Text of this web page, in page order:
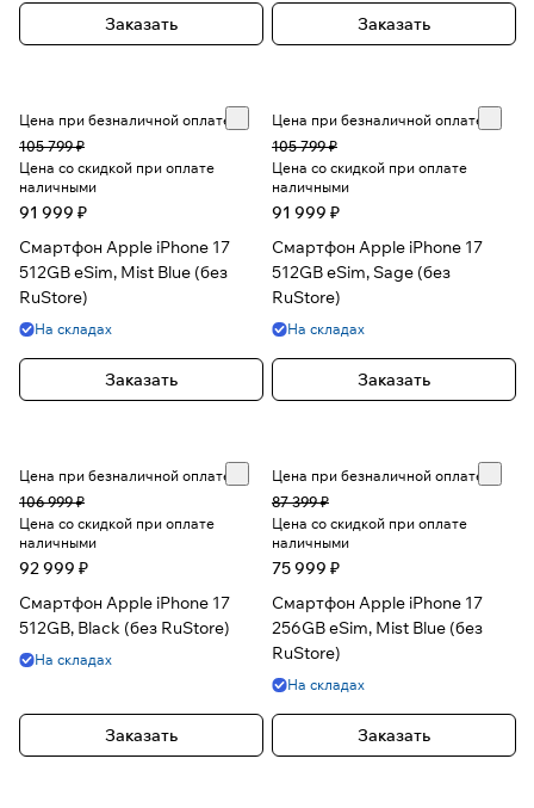
Заказать Заказать
Цена при безналичной оплате
105 799 ₽
Цена со скидкой при оплате
наличными
91 999 ₽
Смартфон Apple iPhone 17
512GB eSim, Mist Blue (без
RuStore)
На складах
Заказать
Цена при безналичной оплате
105 799 ₽
Цена со скидкой при оплате
наличными
91 999 ₽
Смартфон Apple iPhone 17
512GB eSim, Sage (без
RuStore)
На складах
Заказать
Цена при безналичной оплате
106 999 ₽
Цена со скидкой при оплате
наличными
92 999 ₽
Смартфон Apple iPhone 17
512GB, Black (без RuStore)
На складах
Заказать
Цена при безналичной оплате
87 399 ₽
Цена со скидкой при оплате
наличными
75 999 ₽
Смартфон Apple iPhone 17
256GB eSim, Mist Blue (без
RuStore)
На складах
Заказать